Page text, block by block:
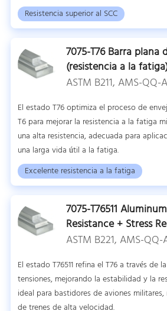
Resistencia superior al SCC
7075-T76 Barra plana
(resistencia a la
ASTM B211, AMS-
El estado T76 optimiza el proceso de
T6 para mejorar la resistencia a la fatiga
una alta resistencia, adecuada para
una larga vida útil a la fatiga.
Excelente resistencia a la fatiga
7075-T76511
Resistance + Stress
ASTM B221, AMS-
El estado T76511 refina el T76 a través de
tensiones, mejorando la estabilidad y la
ideal para bastidores de aviones
de trenes de alta velocidad.